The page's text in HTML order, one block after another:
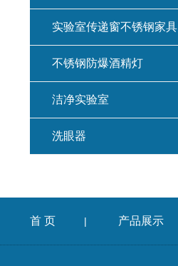
实验室传递窗不锈钢家具
不锈钢防爆酒精灯
洁净实验室
洗眼器
首 页 | 产品展示